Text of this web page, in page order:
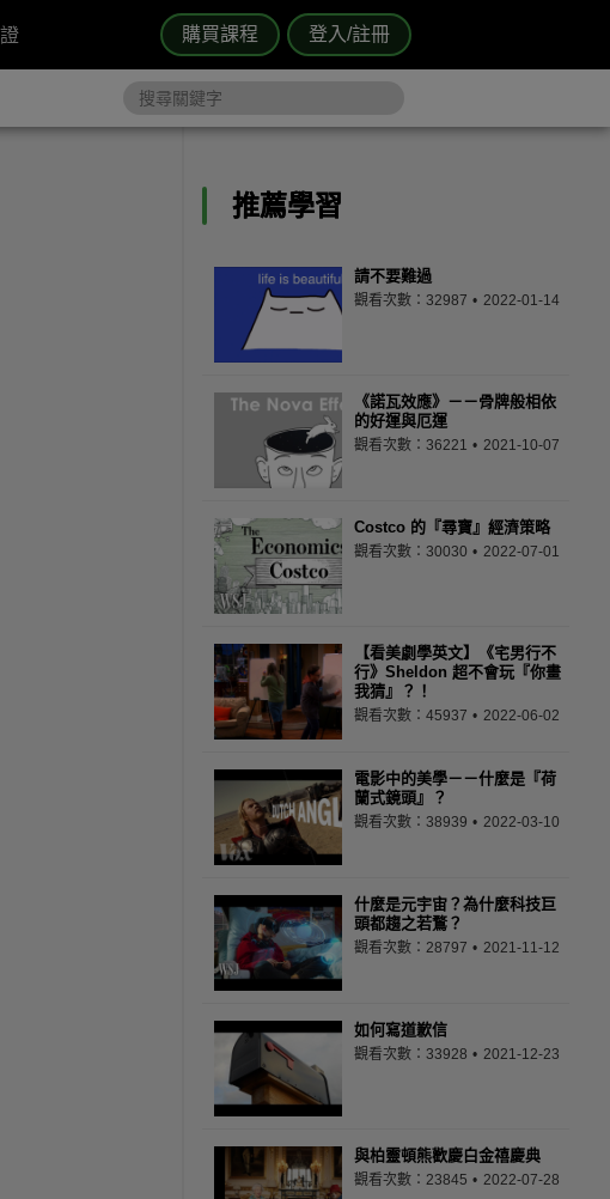
購買課程 登入/註冊
推薦學習
請不要難過
觀看次數：32987 2022-01-14
《諾瓦效應》－－骨牌般相依
的好運與厄運
觀看次數：36221 2021-10-07
Costco 的『尋寶』經濟策略
觀看次數：30030 2022-07-01
【看美劇學英文】《宅男行不
行》Sheldon 超不會玩『你畫
我猜』？！
觀看次數：45937 2022-06-02
電影中的美學－－什麼是『荷
蘭式鏡頭』？
觀看次數：38939 2022-03-10
什麼是元宇宙？為什麼科技巨
頭都趨之若鶩？
觀看次數：28797 2021-11-12
如何寫道歉信
觀看次數：33928 2021-12-23
與柏靈頓熊歡慶白金禧慶典
觀看次數：23845 2022-07-28